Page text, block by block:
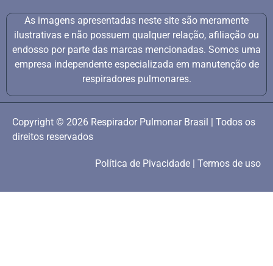
As imagens apresentadas neste site são meramente
ilustrativas e não possuem qualquer relação, afiliação ou
endosso por parte das marcas mencionadas. Somos uma
empresa independente especializada em manutenção de
respiradores pulmonares.
Copyright © 2026 Respirador Pulmonar Brasil | Todos os
direitos reservados
Política de Pivacidade | Termos de uso